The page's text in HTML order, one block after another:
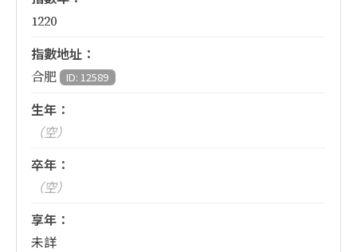
1220
指數地址：
合肥 ID: 12589
生年：
（空）
卒年：
（空）
享年：
未詳